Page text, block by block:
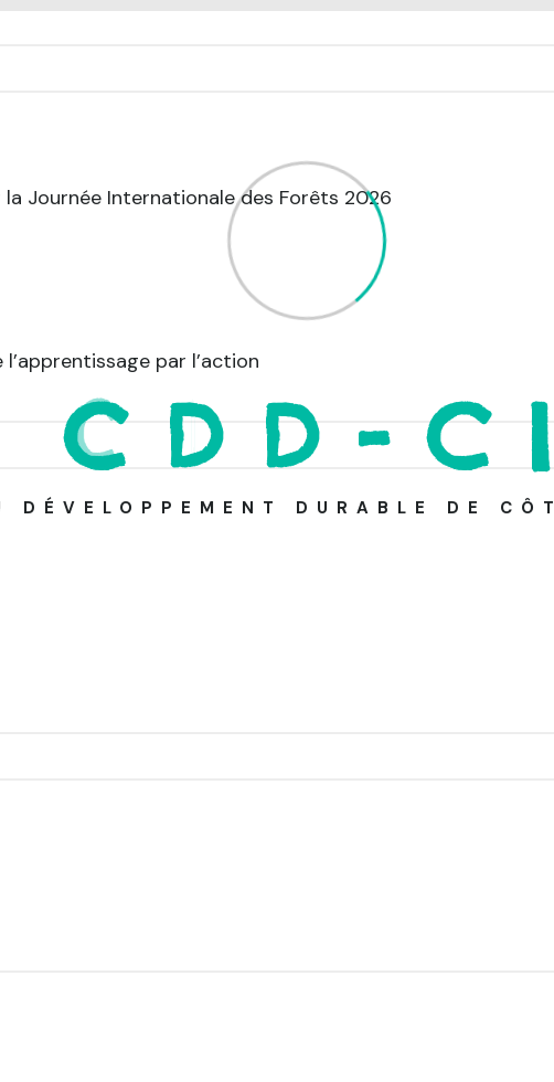
C D D - C I
DÉVELOPPEMENT DURABLE DE
Journée Internationale des Forêts 2026
par l’action